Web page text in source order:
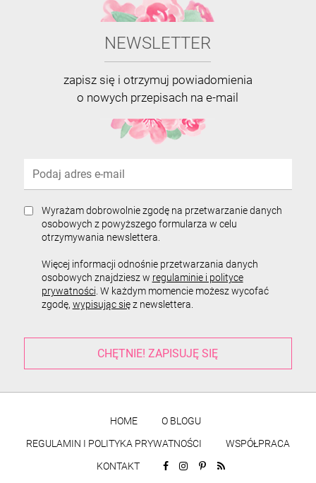
NEWSLETTER
zapisz się i otrzymuj powiadomienia
o nowych przepisach na e-mail
Wyrażam dobrowolnie zgodę na przetwarzanie danych
osobowych z powyższego formularza w celu
otrzymywania newslettera.
Więcej informacji odnośnie przetwarzania danych
osobowych znajdziesz w regulaminie i polityce
prywatności . W każdym momencie możesz wycofać
zgodę, wypisując sięz newslettera.
HOME
O BLOGU
REGULAMIN I POLITYKA PRYWATNOŚCI
WSPÓŁPRACA
KONTAKT